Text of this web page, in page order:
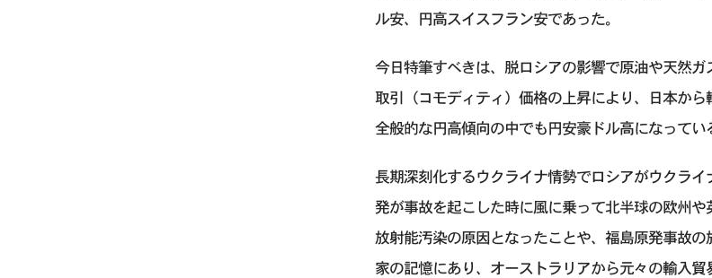
ル安、円高スイスフラン安であった。
今日特筆すべきは、脱ロシアの影響で原油や天然
取引（コモディティ）価格の上昇により、日本か
全般的な円高傾向の中でも円安豪ドル高になってい
長期深刻化するウクライナ情勢でロシアがウクラ
発が事故を起こした時に風に乗って北半球の欧州
放射能汚染の原因となったことや、福島原発事故
家の記憶にあり、オーストラリアから元々の輸入